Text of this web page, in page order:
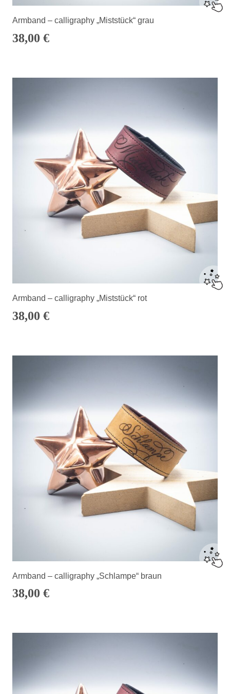
Armband – calligraphy „Miststück“ grau
38,00 €
Armband – calligraphy „Miststück“ rot
38,00 €
Armband – calligraphy „Schlampe“ braun
38,00 €